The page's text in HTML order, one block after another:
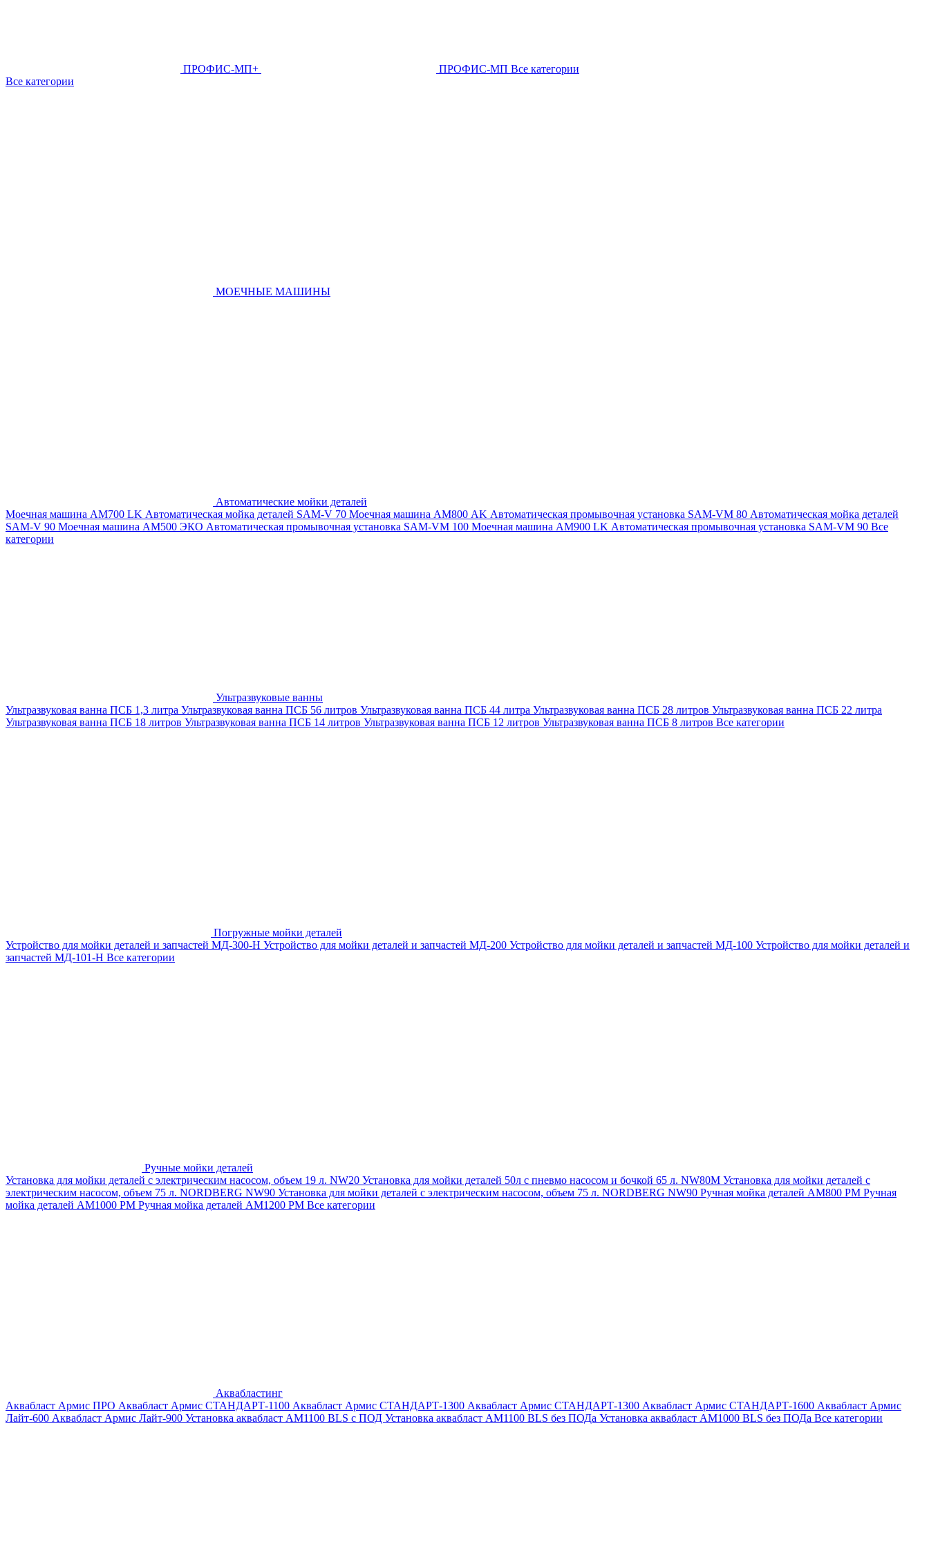
ПРОФИС-МП+ ПРОФИС-МП Все категории
Все категории
МОЕЧНЫЕ МАШИНЫ
Автоматические мойки деталей
Моечная машина AM700 LK Автоматическая мойка деталей SAM-V 70 Моечная машина АМ800 AK Автоматическая промывочная установка SAM-VM 80 Автоматическая мойка деталей
SAM-V 90 Моечная машина АМ500 ЭКО Автоматическая промывочная установка SAM-VM 100 Моечная машина AM900 LK Автоматическая промывочная установка SAM-VM 90 Все
категории
Ультразвуковые ванны
Ультразвуковая ванна ПСБ 1,3 литра Ультразвуковая ванна ПСБ 56 литров Ультразвуковая ванна ПСБ 44 литра Ультразвуковая ванна ПСБ 28 литров Ультразвуковая ванна ПСБ 22 литра
Ультразвуковая ванна ПСБ 18 литров Ультразвуковая ванна ПСБ 14 литров Ультразвуковая ванна ПСБ 12 литров Ультразвуковая ванна ПСБ 8 литров Все категории
Погружные мойки деталей
Устройство для мойки деталей и запчастей МД-300-H Устройство для мойки деталей и запчастей МД-200 Устройство для мойки деталей и запчастей МД-100 Устройство для мойки деталей и
запчастей МД-101-Н Все категории
Ручные мойки деталей
Установка для мойки деталей с электрическим насосом, объем 19 л. NW20 Установка для мойки деталей 50л с пневмо насосом и бочкой 65 л. NW80M Установка для мойки деталей с
электрическим насосом, объем 75 л. NORDBERG NW90 Установка для мойки деталей с электрическим насосом, объем 75 л. NORDBERG NW90 Ручная мойка деталей АМ800 РМ Ручная
мойка деталей АМ1000 РМ Ручная мойка деталей АМ1200 РМ Все категории
Аквабластинг
Аквабласт Армис ПРО Аквабласт Армис СТАНДАРТ-1100 Аквабласт Армис СТАНДАРТ-1300 Аквабласт Армис СТАНДАРТ-1300 Аквабласт Армис СТАНДАРТ-1600 Аквабласт Армис
Лайт-600 Аквабласт Армис Лайт-900 Установка аквабласт AM1100 BLS с ПОД Установка аквабласт AM1100 BLS без ПОДа Установка аквабласт AM1000 BLS без ПОДа Все категории